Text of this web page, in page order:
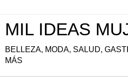
MIL IDEAS
BELLEZA, MODA, SALUD,
MÁS